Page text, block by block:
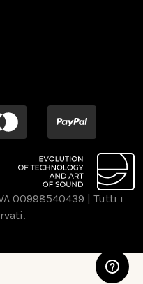
00998540439 | Tutti i